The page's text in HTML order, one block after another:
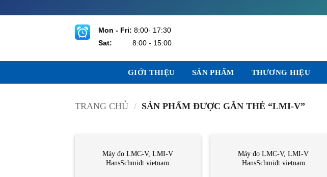
qua
Mon - Fri: 8:00- 17:30
Sat:
8:00 - 15:00
GIỚI THIỆU SẢN PHẨM THƯƠNG HIỆU
TRANG CHỦ / SẢN PHẨM ĐƯỢC GẮN THẺ “LMI-V”
Máy đo LMC-V, LMI-V
HansSchmidt vietnam
Máy đo LMC-V, LMI-V
HansSchmidt vietnam